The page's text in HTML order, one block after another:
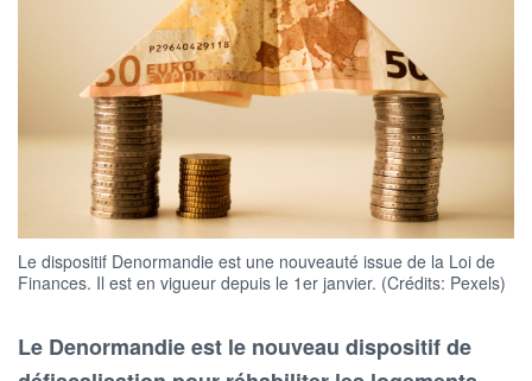
Le dispositif Denormandie est une nouveauté issue de la Loi de
Finances. Il est en vigueur depuis le 1er janvier. (Crédits: Pexels)
Le Denormandie est le nouveau dispositif de